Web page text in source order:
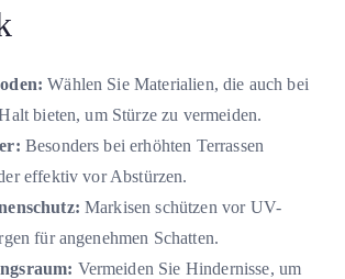
Wählen Sie Materialien, die auch bei
bieten, um Stürze zu vermeiden.
Besonders bei erhöhten Terrassen
effektiv vor Abstürzen.
Markisen schützen vor UV-
für angenehmen Schatten.
Vermeiden Sie Hindernisse, um